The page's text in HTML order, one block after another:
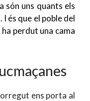
són uns quants els
és que el poble del
perdut una cama
ens porta al